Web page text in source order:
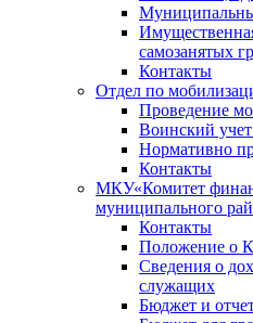
самозанятых
Контакты
Отдел по
Проведение
Воинский
Нормативно
Контакты
МКУ«Комитет
муниципального
Контакты
Положение о
Сведения о
служащих
Бюджет и